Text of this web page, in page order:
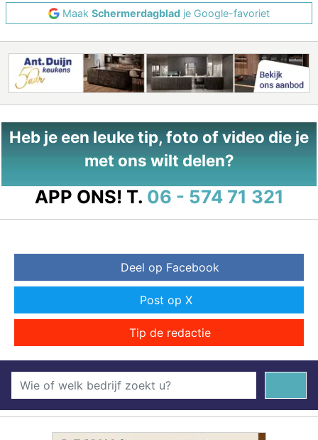
Maak Schermerdagblad je Google-favoriet
Heb je een leuke tip, foto of video die je
met ons wilt delen?
APP ONS! T. 06 - 574 71 321
Deel op Facebook
Post op X
Tip de redactie